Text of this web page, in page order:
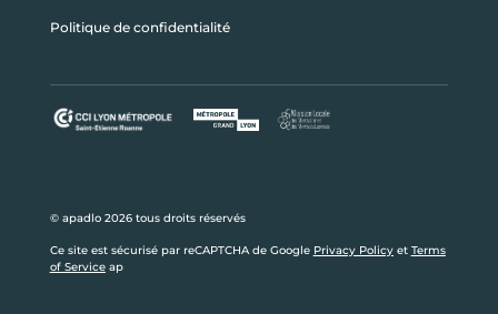
Politique de confidentialité
© apadlo 2026 tous droits réservés
Ce site est sécurisé par reCAPTCHA de Google Privacy Policyet Terms
of Serviceap